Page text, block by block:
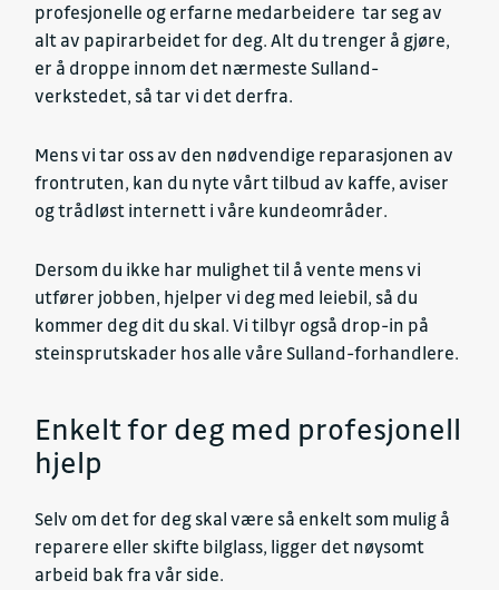
profesjonelle og erfarne medarbeidere tar seg av
alt av papirarbeidet for deg. Alt du trenger å gjøre,
er å droppe innom det nærmeste Sulland-
verkstedet, så tar vi det derfra.
Mens vi tar oss av den nødvendige reparasjonen av
frontruten, kan du nyte vårt tilbud av kaffe, aviser
og trådløst internett i våre kundeområder.
Dersom du ikke har mulighet til å vente mens vi
utfører jobben, hjelper vi deg med leiebil, så du
kommer deg dit du skal. Vi tilbyr også drop-in på
steinsprutskader hos alle våre Sulland-forhandlere.
Enkelt for deg med profesjonell
hjelp
Selv om det for deg skal være så enkelt som mulig å
reparere eller skifte bilglass, ligger det nøysomt
arbeid bak fra vår side.